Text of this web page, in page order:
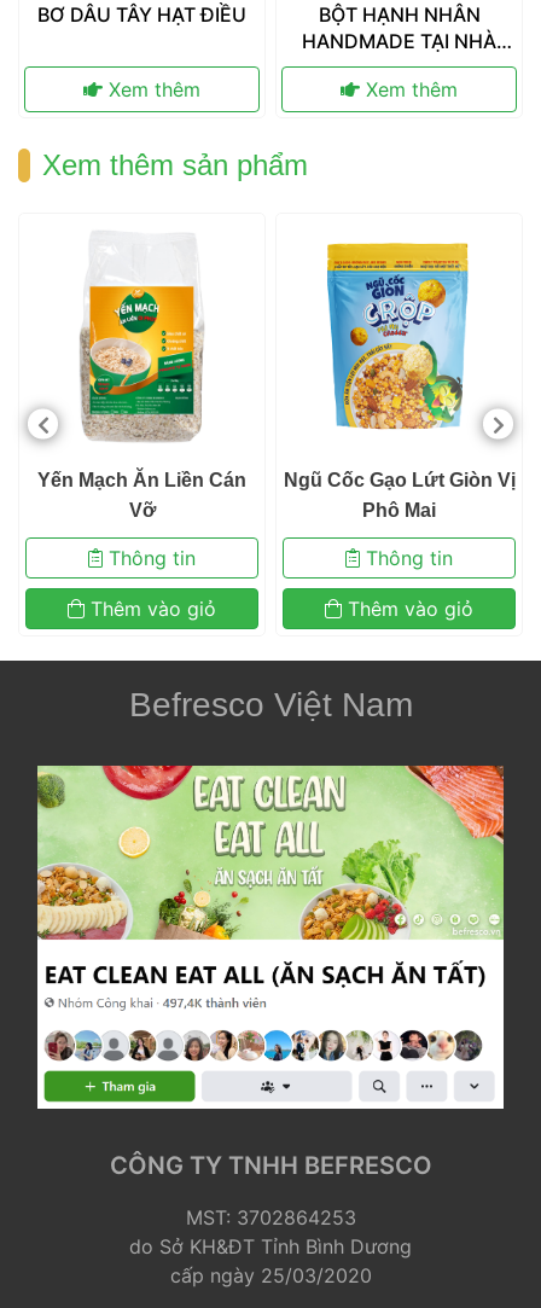
BƠ DÂU TÂY HẠT ĐIỀU
Xem thêm
BỘT HẠNH NHÂN
HANDMADE TẠI NHÀ
CỰC DỄ
Xem thêm
Xem thêm sản phẩm
Yến Mạch Ăn Liền Cán
Vỡ
Thông tin
Thêm vào giỏ
Ngũ Cốc Gạo Lứt Giòn Vị
Phô Mai
Thông tin
Thêm vào giỏ
Befresco Việt Nam
CÔNG TY TNHH BEFRESCO
MST: 3702864253
do Sở KH&ĐT Tỉnh Bình Dương
cấp ngày 25/03/2020